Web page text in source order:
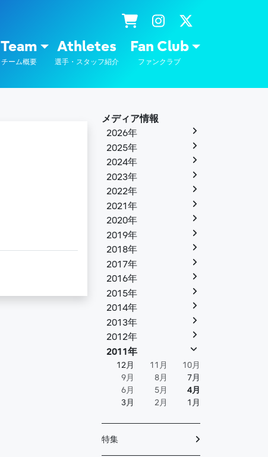
Team
チーム概要
Athletes
選手・スタッフ紹介
Fan Club
ファンクラブ
メディア情報
2026年
2025年
2024年
2023年
2022年
2021年
2020年
2019年
2018年
2017年
2016年
2015年
2014年
2013年
2012年
2011年
12月 11月
10月
9月
8月
7月
6月
5月
4月
3月
2月 1月
特集